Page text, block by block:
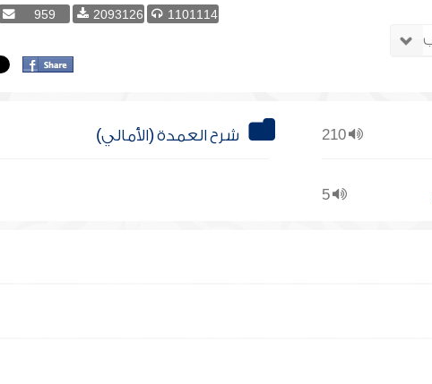
1101114
2093126
959
210 شرح العمدة (الأمالي)
5